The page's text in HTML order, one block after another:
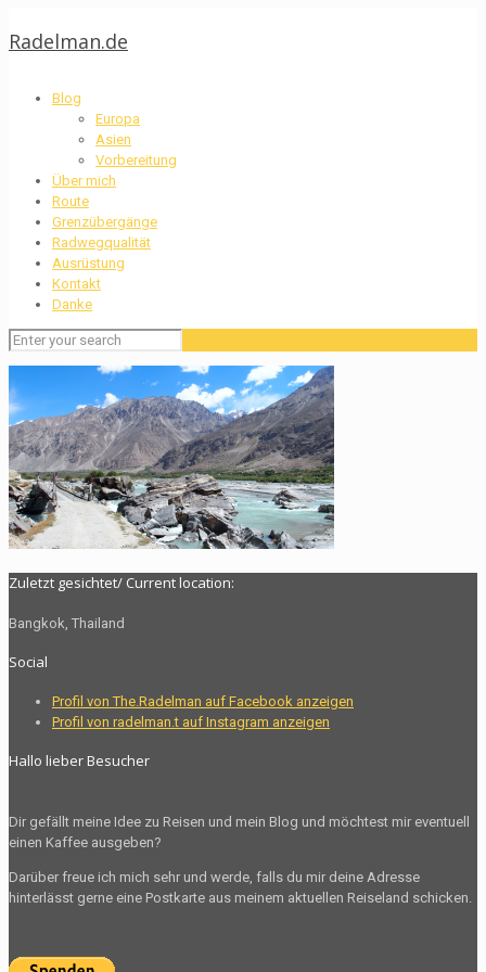
Radelman.de
Blog
Europa
Asien
Vorbereitung
Über mich
Route
Grenzübergänge
Radwegqualität
Ausrüstung
Kontakt
Danke
Zuletzt gesichtet/ Current location:
Bangkok, Thailand
Social
Profil von The.Radelman auf Facebook anzeigen
Profil von radelman.t auf Instagram anzeigen
Hallo lieber Besucher
Dir gefällt meine Idee zu Reisen und mein Blog und möchtest mir eventuell
einen Kaffee ausgeben?
Darüber freue ich mich sehr und werde, falls du mir deine Adresse
hinterlässt gerne eine Postkarte aus meinem aktuellen Reiseland schicken.